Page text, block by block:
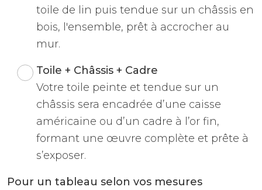
toile de lin puis tendue sur un châssis en
bois, l'ensemble, prêt à accrocher au
mur.
Toile + Châssis + Cadre
Votre toile peinte et tendue sur un
châssis sera encadrée d’une caisse
américaine ou d’un cadre à l’or fin,
formant une œuvre complète et prête à
s’exposer.
Pour un tableau selon vos mesures